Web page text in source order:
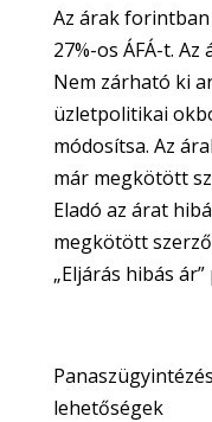
Az árak
27%-os ÁFÁ-t.
Nem zárható ki
üzletpolitikai
módosítsa. Az
már megkötött
Eladó az árat
megkötött
„Eljárás hibás
lehetőségek